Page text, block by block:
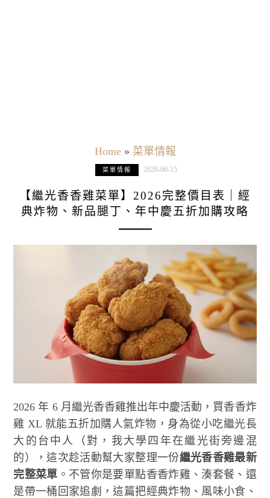
Home» 菜單情報
菜單情報 2026-06-15
【繼光香香雞菜單】2026完整價目表｜經
典炸物、新品腿丁、年中慶五折加購攻略
2026 年 6 月繼光香香雞推出年中慶活動，買香香炸
雞 XL 就能五折加購人氣炸物，身為從小吃繼光長
大的台中人（對，我大學四年在繼光街旁邊混
的），這次趁活動幫大家整理一份繼光香香雞最新
完整菜單 。不管你是要單點香香炸雞、湊套餐、還
是帶一桶回家追劇，這篇把經典炸物、風味小食、